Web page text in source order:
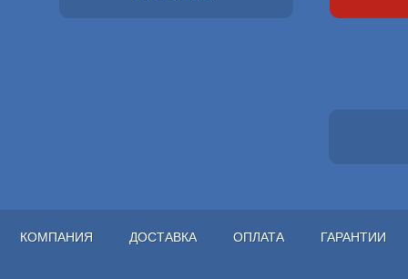
КОМПАНИЯ ДОСТАВКА ОПЛАТА ГАРАНТИИ